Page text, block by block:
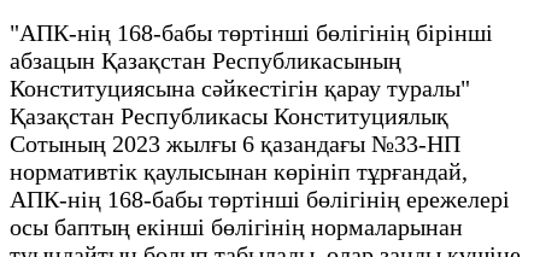
"АПК-нің 168-бабы төртінші бөлігінің бірінші
абзацын Қазақстан Республикасының
Конституциясына сәйкестігін қарау туралы"
Қазақстан Республикасы Конституциялық
Сотының 2023 жылғы 6 қазандағы №33-НП
нормативтік қаулысынан көрініп тұрғандай,
АПК-нің 168-бабы төртінші бөлігінің ережелері
осы баптың екінші бөлігінің нормаларынан